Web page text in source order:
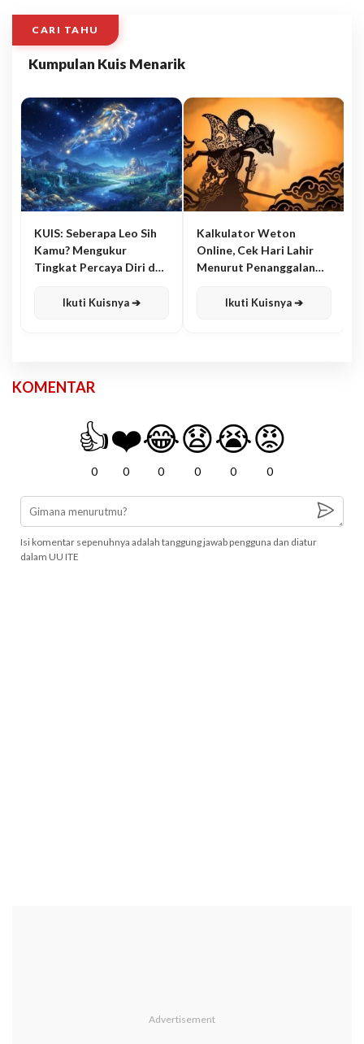
CARI TAHU
Kumpulan Kuis Menarik
KUIS: Seberapa Leo Sih
Kamu? Mengukur
Tingkat Percaya Diri dan
Ikuti Kuisnya ➔
Kalkulator Weton
Online, Cek Hari Lahir
Menurut Penanggalan
Ikuti Kuisnya ➔
KOMENTAR
👍
0
❤️
0
😂
0
😧
0
😭
0
😡
0
Isi komentar sepenuhnya adalah tanggung jawab pengguna dan diatur
dalam UU ITE